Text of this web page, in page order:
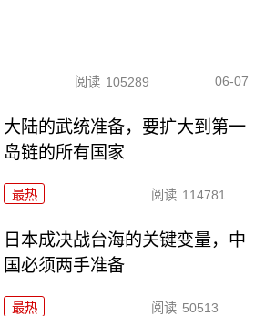
阅读 105289 06-07
大陆的武统准备，要扩大到第一
岛链的所有国家
最热 阅读 114781
日本成决战台海的关键变量，中
国必须两手准备
最热 阅读 50513